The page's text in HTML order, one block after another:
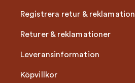
Registrera retur & reklamation
Returer & reklamationer
Leveransinformation
Köpvillkor